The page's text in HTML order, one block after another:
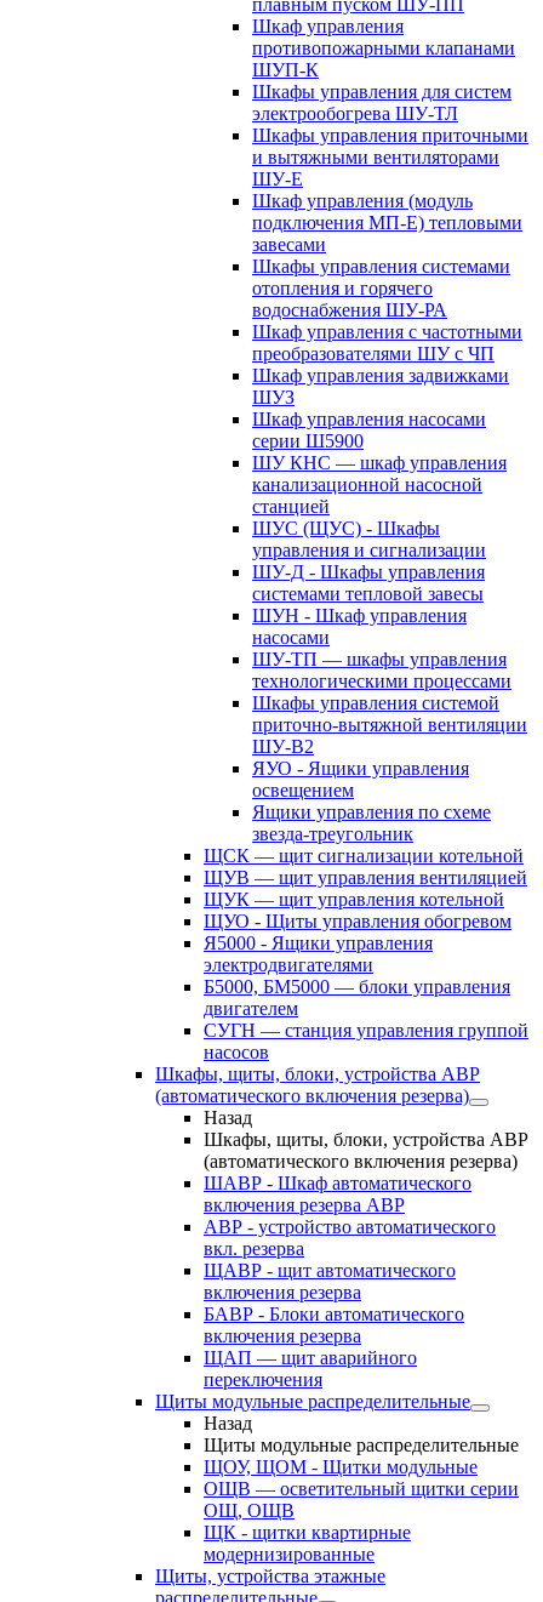
плавным пуском ШУ-ПП
Шкаф управления
противопожарными клапанами
ШУП-К
Шкафы управления для систем
электрообогрева ШУ-ТЛ
Шкафы управления приточными
и вытяжными вентиляторами
ШУ-Е
Шкаф управления (модуль
подключения МП-Е) тепловыми
завесами
Шкафы управления системами
отопления и горячего
водоснабжения ШУ-РА
Шкаф управления с частотными
преобразователями ШУ с ЧП
Шкаф управления задвижками
ШУЗ
Шкаф управления насосами
серии Ш5900
ШУ КНС — шкаф управления
канализационной насосной
станцией
ШУС (ЩУС) - Шкафы
управления и сигнализации
ШУ-Д - Шкафы управления
системами тепловой завесы
ШУН - Шкаф управления
насосами
ШУ-ТП — шкафы управления
технологическими процессами
Шкафы управления системой
приточно-вытяжной вентиляции
ШУ-В2
ЯУО - Ящики управления
освещением
Ящики управления по схеме
звезда-треугольник
ЩСК — щит сигнализации котельной
ЩУВ — щит управления вентиляцией
ЩУК — щит управления котельной
ЩУО - Щиты управления обогревом
Я5000 - Ящики управления
электродвигателями
Б5000, БМ5000 — блоки управления
двигателем
СУГН — станция управления группой
насосов
Шкафы, щиты, блоки, устройства АВР
(автоматического включения резерва)
Назад
Шкафы, щиты, блоки, устройства АВР
(автоматического включения резерва)
ШАВР - Шкаф автоматического
включения резерва АВР
АВР - устройство автоматического
вкл. резерва
ЩАВР - щит автоматического
включения резерва
БАВР - Блоки автоматического
включения резерва
ЩАП — щит аварийного
переключения
Щиты модульные распределительные
Назад
Щиты модульные распределительные
ЩОУ, ЩОМ - Щитки модульные
ОЩВ — осветительный щитки серии
ОЩ, ОЩВ
ЩК - щитки квартирные
модернизированные
Щиты, устройства этажные
распределительные